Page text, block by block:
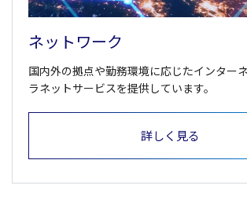
ネットワーク
国内外の拠点や勤務環境に応じたインター
ラネットサービスを提供しています。
詳しく見る